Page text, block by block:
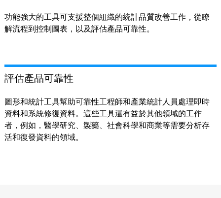
功能強大的工具可支援整個組織的統計品質改善工作，從瞭
解流程到控制圖表，以及評估產品可靠性。
評估產品可靠性
圖形和統計工具幫助可靠性工程師和產業統計人員處理即時
資料和系統修復資料。這些工具還有益於其他領域的工作
者，例如，醫學研究、製藥、社會科學和商業等需要分析存
活和復發資料的領域。